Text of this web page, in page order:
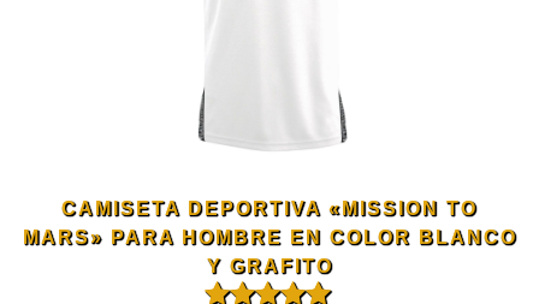
opciones
se
pueden
CAMISETA DEPORTIVA «MISSION TO
MARS» PARA HOMBRE EN COLOR BLANCO
Y GRAFITO